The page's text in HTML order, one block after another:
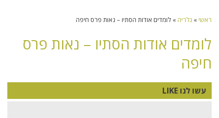
ראשי» גלריה» לומדים אודות הסתיו – נאות פרס חיפה
לומדים אודות הסתיו – נאות פרס
חיפה
עשו לנו LIKE